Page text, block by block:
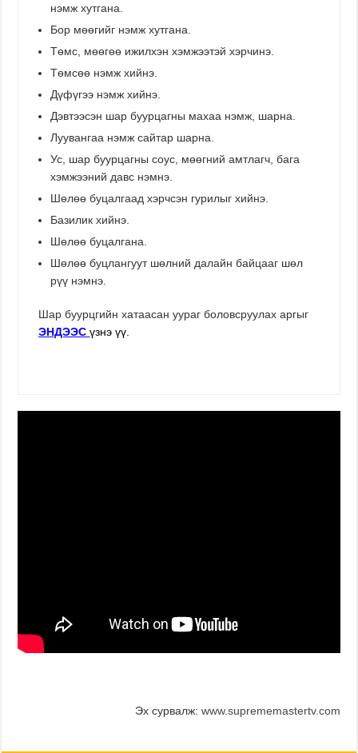
нэмж хутгана.
Бор мөөгийг нэмж хутгана.
Төмс, мөөгөө ижилхэн хэмжээтэй хэрчинэ.
Төмсөө нэмж хийнэ.
Дүфүгээ нэмж хийнэ.
Дэвтээсэн шар буурцагны махаа нэмж, шарна.
Луувангаа нэмж сайтар шарна.
Ус, шар буурцагны соус, мөөгний амтлагч, бага
хэмжээний давс нэмнэ.
Шөлөө буцалгаад хэрчсэн гурилыг хийнэ.
Базилик хийнэ.
Шөлөө буцалгана.
Шөлөө буцлангуут шөлний далайн байцааг шөл
рүү нэмнэ.
Шар буурцгийн хатаасан уураг боловсруулах аргыг
ЭНДЭЭС үзнэ үү.
Эх сурвалж: www.suprememastertv.com